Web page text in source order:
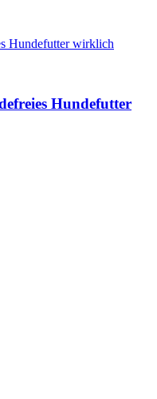
Hundefutter